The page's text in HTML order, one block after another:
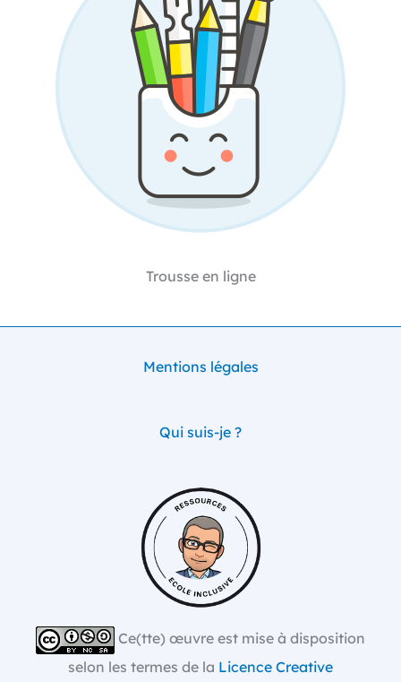
Trousse en ligne
Mentions légales
Qui suis-je ?
Ce(tte) œuvre est mise à disposition
selon les termes de la Licence Creative